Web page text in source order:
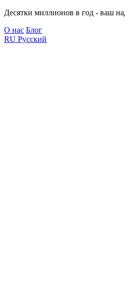
Десятки миллионов в год - ваш
О нас Блог
RU Русский